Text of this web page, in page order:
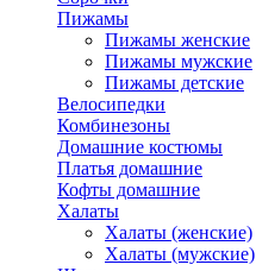
Пижамы
Пижамы женские
Пижамы мужские
Пижамы детские
Велосипедки
Комбинезоны
Домашние костюмы
Платья домашние
Кофты домашние
Халаты
Халаты (женские)
Халаты (мужские)